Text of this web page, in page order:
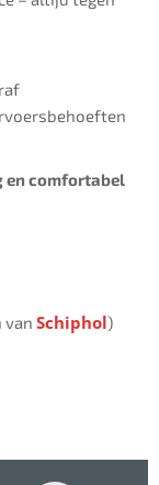
en comfortabel
van Schiphol)